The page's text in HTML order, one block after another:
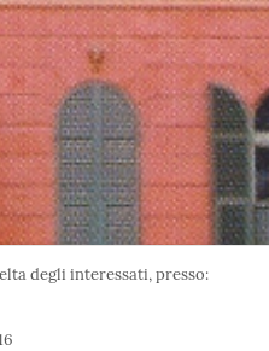
degli interessati, presso: